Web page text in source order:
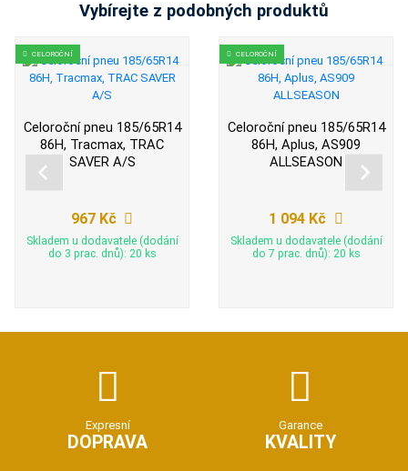
Vybírejte z podobných produktů
CELOROČNÍ
Celoroční pneu 185/65R14
86H, Tracmax, TRAC
SAVER A/S
967 Kč
Skladem u dodavatele (dodání
do 3 prac. dnů): 20 ks
CELOROČNÍ
Celoroční pneu 185/65R14
86H, Aplus, AS909
ALLSEASON
1 094 Kč
Skladem u dodavatele (dodání
do 7 prac. dnů): 20 ks
Expresní
DOPRAVA
Garance
KVALITY